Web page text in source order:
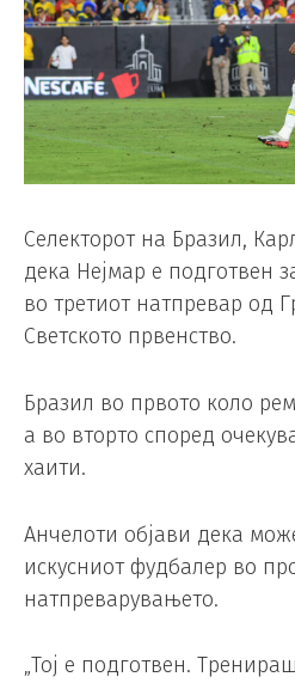
Селекторот на Бразил,
дека Нејмар е подготвен
во третиот натпревар од
Светското првенство.
Бразил во првото коло
а во вторто според
хаити.
Анчелоти објави дека
искусниот фудбалер во
натпреварувањето.
„Тој е подготвен.